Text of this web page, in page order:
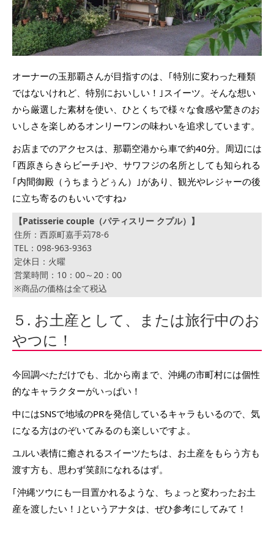
オーナーの玉那覇さんが目指すのは、｢特別に変わった種類
ではないけれど、特別においしい！｣スイーツ。そんな想い
から厳選した素材を使い、ひとくちで様々な食感や驚きのお
いしさを楽しめるオンリーワンの味わいを追求しています。
お店までのアクセスは、那覇空港から車で約40分。周辺には
｢西原きらきらビーチ｣や、サワフジの名所としても知られる
｢内間御殿（うちまうどぅん）｣があり、観光やレジャーの後
に立ち寄るのもいいですね♪
【Patisserie couple（パティスリー クプル）】
住所：西原町嘉手苅78-6
TEL：098-963-9363
定休日：火曜
営業時間：10：00～20：00
※商品の価格は全て税込
５. お土産として、または旅行中のお
やつに！
今回調べただけでも、北から南まで、沖縄の市町村には個性
的なキャラクターがいっぱい！
中にはSNSで地域のPRを発信しているキャラもいるので、気
になる方はのぞいてみるのも楽しいですよ。
ユルい表情に癒されるスイーツたちは、お土産をもらう方も
渡す方も、思わず笑顔になれるはず。
｢沖縄ツウにも一目置かれるような、ちょっと変わったお土
産を渡したい！｣というアナタは、ぜひ参考にしてみて！